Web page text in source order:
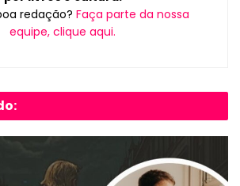
redação? Faça parte da nossa
equipe, clique aqui.